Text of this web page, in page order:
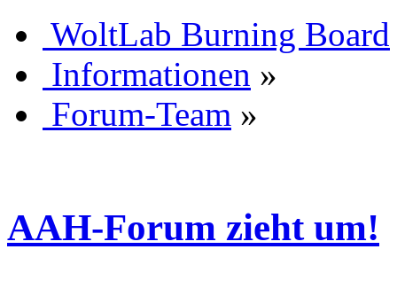
WoltLab Burning Board
Informationen »
Forum-Team »
AAH-Forum zieht um!